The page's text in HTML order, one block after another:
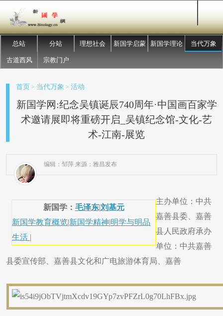
总站 分站 理想社会 新国学启蒙 新国学理论 当代万象
古道西风 宗教门户
首页 > 当代万象 > 活动
新国学网:纪念吴镇诞辰740周年·中国画百家学
术邀请展即将重磅开启_吴镇纪念馆-文化-艺
术-江南-展览
编辑：邹萍 来源：雅昌发布
新国学： 毛泽东|刘基元
新国学教育概览|新国学精神|明学与明品
生活 |
主办单位：中共
嘉善县委、嘉善
县人民政府承办
单位：中共嘉善
县委宣传部、嘉善县文化和广电旅游体育局、嘉善